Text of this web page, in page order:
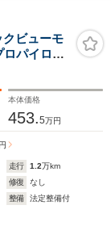
ビューモ
パイロッ
ィング
アンテナ
本体価格
453.5万円
円
走行 1.2万km
修復
なし
整備
法定整備付